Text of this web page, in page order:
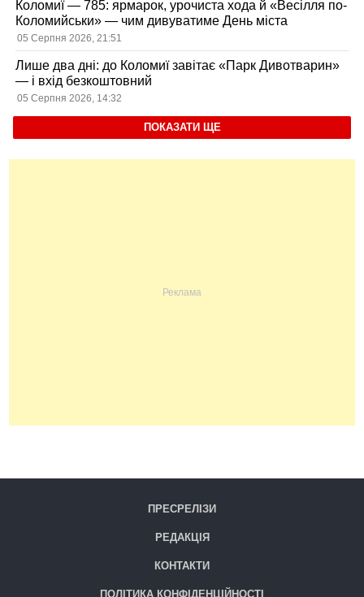
Коломиї — 785: ярмарок, урочиста хода й «Весілля по-
Коломийськи» — чим дивуватиме День міста
05 Серпня 2026, 21:51
Лише два дні: до Коломиї завітає «Парк Дивотварин»
— і вхід безкоштовний
05 Серпня 2026, 14:32
ПОКАЗАТИ ЩЕ
ПРЕСРЕЛІЗИ
РЕДАКЦІЯ
КОНТАКТИ
ПОЛІТИКА КОНФІДЕНЦІЙНОСТІ